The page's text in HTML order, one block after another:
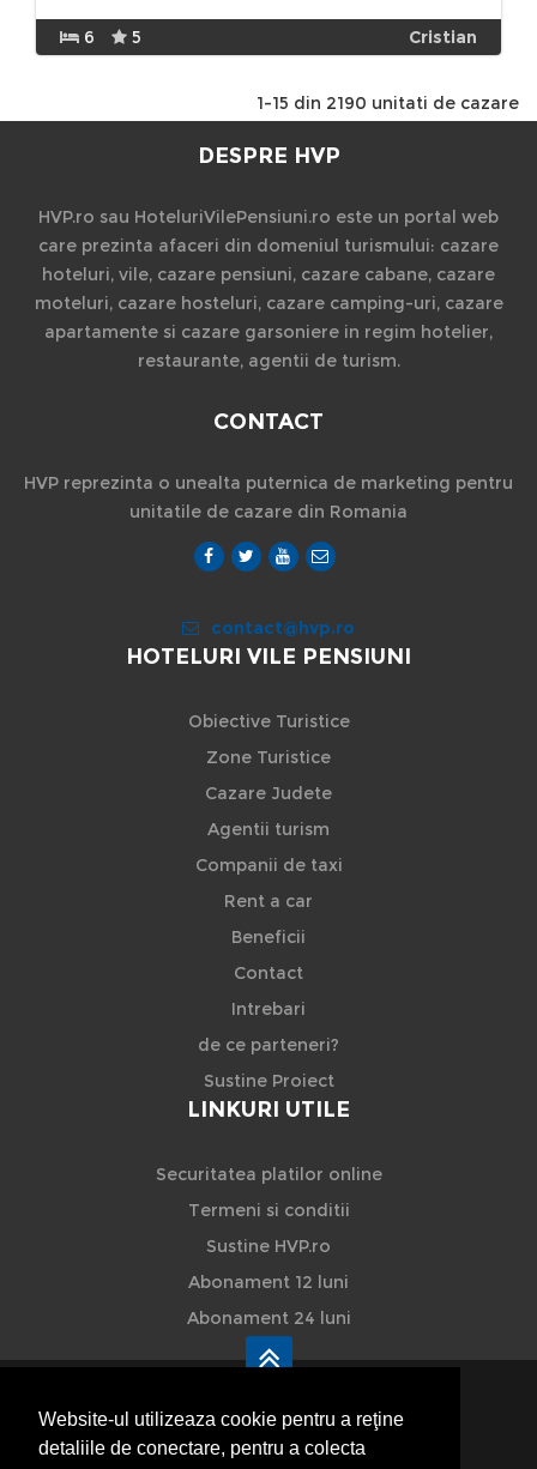
Website-ul utilizeaza cookie pentru a reţine
detaliile de conectare, pentru a colecta
6 5 Cristian
1-15 din 2190 unitati de cazare
DESPRE HVP
HVP.ro sau HoteluriVilePensiuni.ro este un portal web
care prezinta afaceri din domeniul turismului: cazare
hoteluri, vile, cazare pensiuni, cazare cabane, cazare
moteluri, cazare hosteluri, cazare camping-uri, cazare
apartamente si cazare garsoniere in regim hotelier,
restaurante, agentii de turism.
CONTACT
HVP reprezinta o unealta puternica de marketing pentru
unitatile de cazare din Romania
contact@hvp.ro
HOTELURI VILE PENSIUNI
Obiective Turistice
Zone Turistice
Cazare Judete
Agentii turism
Companii de taxi
Rent a car
Beneficii
Contact
Intrebari
de ce parteneri?
Sustine Proiect
LINKURI UTILE
Securitatea platilor online
Termeni si conditii
Sustine HVP.ro
Abonament 12 luni
Abonament 24 luni
HVP - Hoteluri Vile Pensiuni